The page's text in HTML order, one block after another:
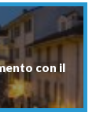
con il